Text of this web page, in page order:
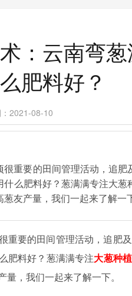
：云南弯
肥料好？
2021-08-10
很重要的田间管理活动，追
什么肥料好？葱满满专注大
友产量，我们一起来了解一
重要的田间管理活动，追肥
肥料好？葱满满专注大葱种
，我们一起来了解一下。